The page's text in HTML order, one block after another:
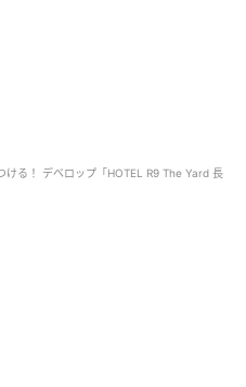
長浜IC」より車で約3分
ける！ デベロップ「HOTEL R9 The Yard 長